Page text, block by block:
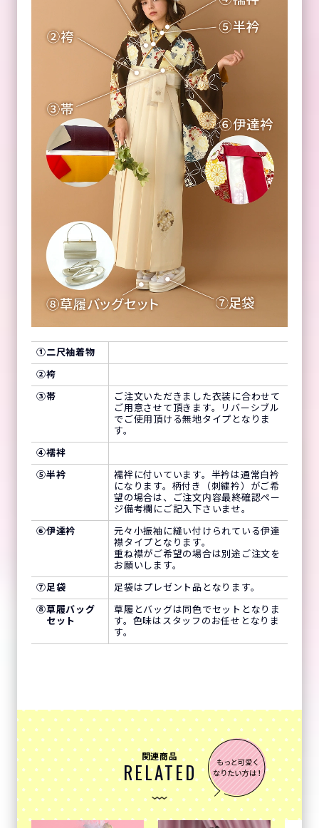
①二尺袖着物
②袴
③帯
ご注文いただきました衣装に合わせて
ご用意させて頂きます。リバーシブル
でご使用頂ける無地タイプとなりま
す。
④襦袢
⑤半衿
襦袢に付いています。半衿は通常白衿
になります。柄付き（刺繍衿）がご希
望の場合は、ご注文内容最終確認ペー
ジ備考欄にご記入下さいませ。
⑥伊達衿
元々小振袖に縫い付けられている伊達
襟タイプとなります。
重ね襟がご希望の場合は別途ご注文を
お願いします。
⑦足袋 足袋はプレゼント品となります。
⑧草履バッグ
セット
草履とバッグは同色でセットとなりま
す。色味はスタッフのお任せとなりま
す。
関連商品
RELATED